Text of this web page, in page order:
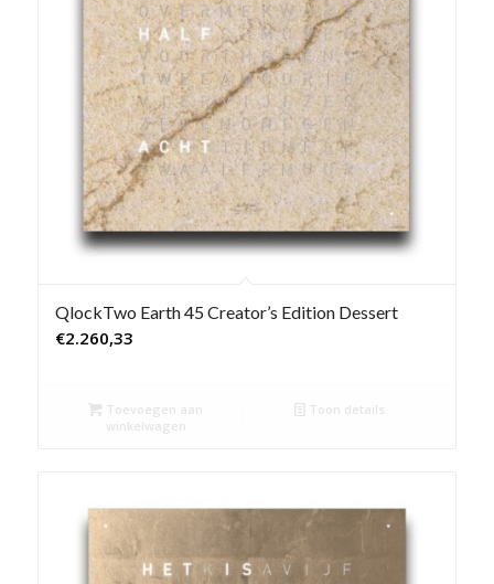
QlockTwo Earth 45 Creator’s Edition Dessert
€2.260,33
Toevoegen aan
winkelwagen
Toon details